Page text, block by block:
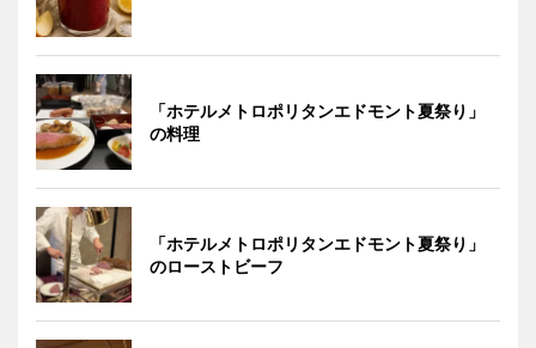
「ホテルメトロポリタンエドモント夏祭り」
の料理
「ホテルメトロポリタンエドモント夏祭り」
のローストビーフ